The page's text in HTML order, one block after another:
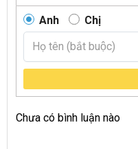
Anh Chị
Chưa có bình luận nào